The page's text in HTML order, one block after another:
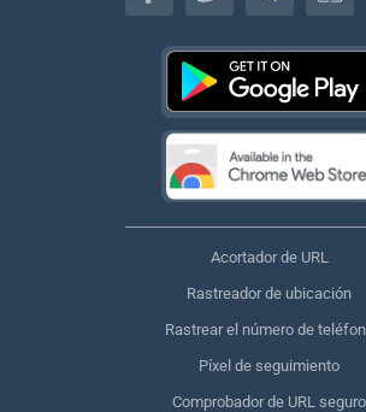
Acortador de URL
Rastreador de ubicación
Rastrear el número de
Píxel de seguimiento
Comprobador de URL seguro